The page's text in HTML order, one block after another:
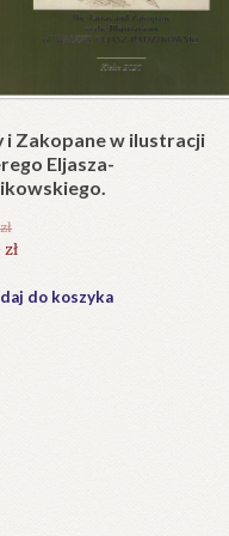
składany). Wydanie
do koszyka